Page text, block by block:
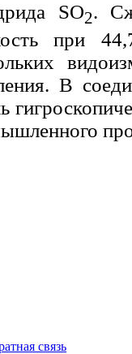
SO2.
при
В
связь